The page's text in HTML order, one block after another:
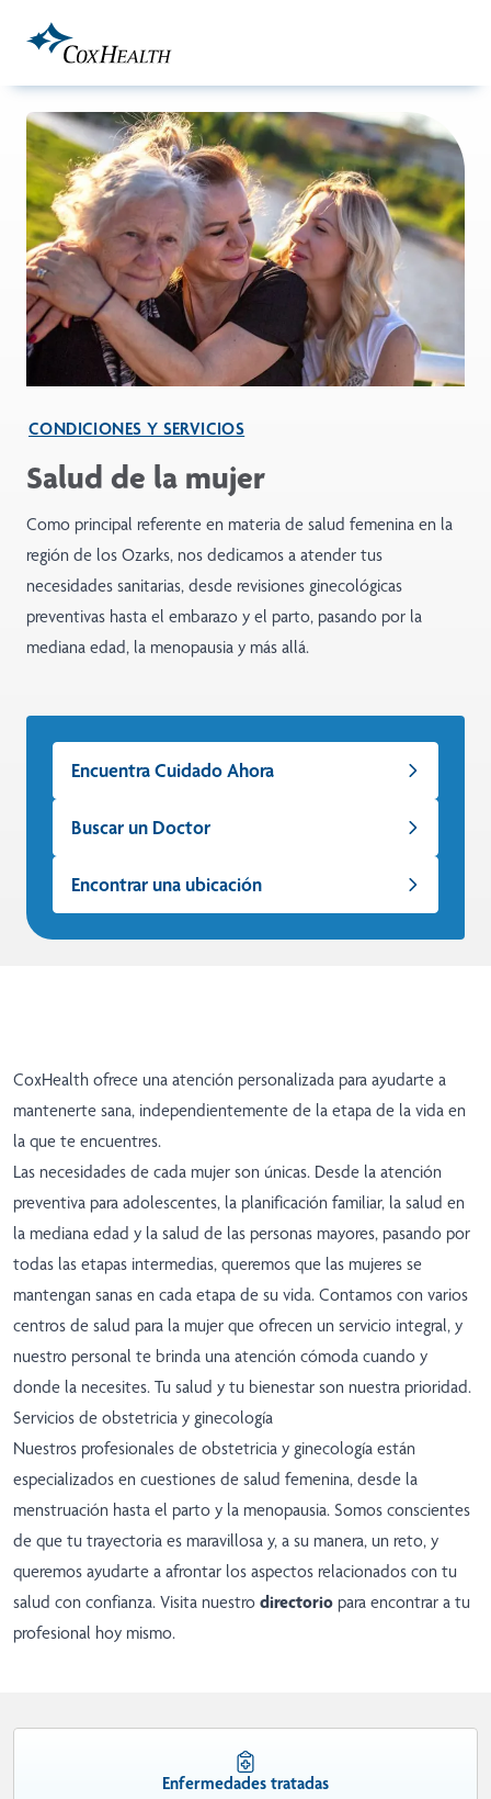
CONDICIONES Y SERVICIOS
Salud de la mujer
Como principal referente en materia de salud femenina en la
región de los Ozarks, nos dedicamos a atender tus
necesidades sanitarias, desde revisiones ginecológicas
preventivas hasta el embarazo y el parto, pasando por la
mediana edad, la menopausia y más allá.
Encuentra Cuidado Ahora
Buscar un Doctor
Encontrar una ubicación
CoxHealth ofrece una atención personalizada para ayudarte a
mantenerte sana, independientemente de la etapa de la vida en
la que te encuentres.
Las necesidades de cada mujer son únicas. Desde la atención
preventiva para adolescentes, la planificación familiar, la salud en
la mediana edad y la salud de las personas mayores, pasando por
todas las etapas intermedias, queremos que las mujeres se
mantengan sanas en cada etapa de su vida. Contamos con varios
centros de salud para la mujer que ofrecen un servicio integral, y
nuestro personal te brinda una atención cómoda cuando y
donde la necesites. Tu salud y tu bienestar son nuestra prioridad.
Servicios de obstetricia y ginecología
Nuestros profesionales de obstetricia y ginecología están
especializados en cuestiones de salud femenina, desde la
menstruación hasta el parto y la menopausia. Somos conscientes
de que tu trayectoria es maravillosa y, a su manera, un reto, y
queremos ayudarte a afrontar los aspectos relacionados con tu
salud con confianza. Visita nuestro directorio para encontrar a tu
profesional hoy mismo.
Enfermedades tratadas